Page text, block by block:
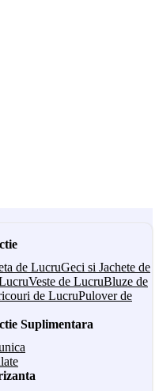
de LucruGeci si Jachete de
Veste de LucruBluze de
de LucruPulover de
Suplimentara